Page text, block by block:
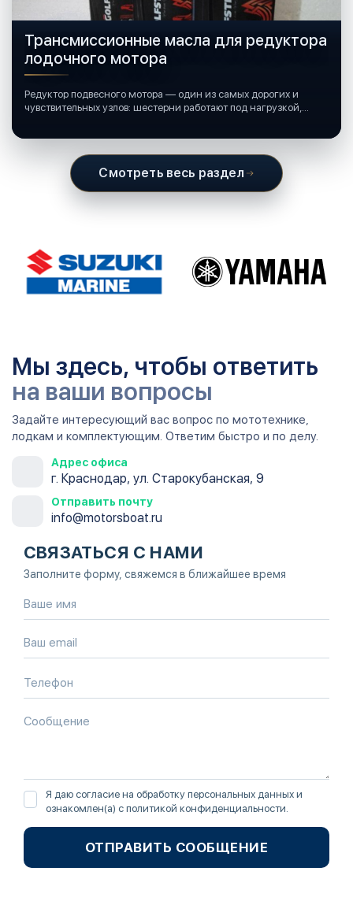
Трансмиссионные масла для редуктора
лодочного мотора
Редуктор подвесного мотора — один из самых дорогих и
чувствительных узлов: шестерни работают под нагрузкой,
Смотреть весь раздел
Мы здесь, чтобы ответить
на ваши вопросы
Задайте интересующий вас вопрос по мототехнике,
лодкам и комплектующим. Ответим быстро и по делу.
Адрес офиса
г. Краснодар, ул. Старокубанская, 9
Отправить почту
info@motorsboat.ru
СВЯЗАТЬСЯ С НАМИ
Заполните форму, свяжемся в ближайшее время
Я даю согласие на обработку персональных данных и
ознакомлен(а) с политикой конфиденциальности
ОТПРАВИТЬ СООБЩЕНИЕ